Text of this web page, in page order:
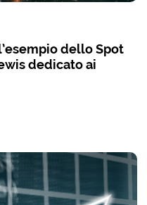
dello Spot
dedicato ai